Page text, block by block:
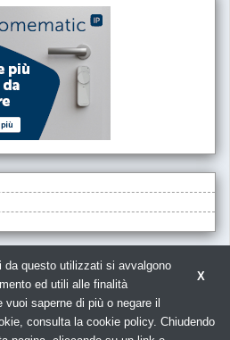
- N.ro Iscrizione ROC 5836 -
X
questo utilizzati si avvalgono
ed utili alle finalità
saperne di più o negare il
consulta la cookie policy. Chiudendo